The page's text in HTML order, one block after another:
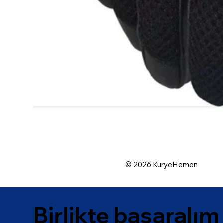
© 2026 KuryeHemen
Birlikte başaralım